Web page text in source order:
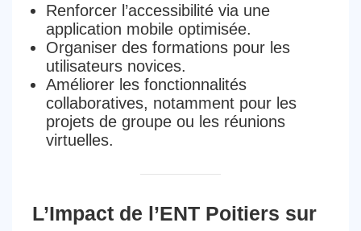
Renforcer l’accessibilité via une
application mobile optimisée.
Organiser des formations pour les
utilisateurs novices.
Améliorer les fonctionnalités
collaboratives, notamment pour les
projets de groupe ou les réunions
virtuelles.
L’Impact de l’ENT Poitiers sur